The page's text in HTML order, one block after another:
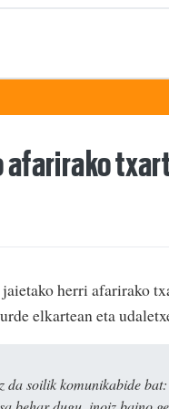
afarirako
herri afarirako
elkartean eta
da soilik komunikabide